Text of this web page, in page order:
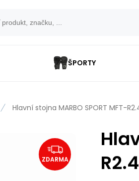
ŠPORTY
Hlavní stojna MARBO SPORT MFT-
ZDARMA